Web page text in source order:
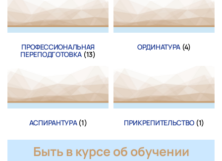
ПРОФЕССИОНАЛЬНАЯ
ПЕРЕПОДГОТОВКА (13)
ОРДИНАТУРА (4)
АСПИРАНТУРА (1) ПРИКРЕПИТЕЛЬСТВО (1)
Быть в курсе об обучении